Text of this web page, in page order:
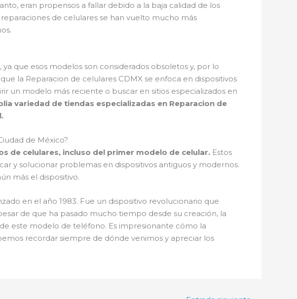
eran propensos a fallar debido a la baja calidad de los
de celulares se han vuelto mucho más
que esos modelos son considerados obsoletos y, por lo
la Reparacion de celulares CDMX se enfoca en dispositivos
un modelo más reciente o buscar en sitios especializados en
variedad de tiendas especializadas en Reparacion de
de México?
de celulares, incluso del primer modelo de celular. Estos
y solucionar problemas en dispositivos antiguos y modernos.
más el dispositivo.
en el año 1983. Fue un dispositivo revolucionario que
de que ha pasado mucho tiempo desde su creación, la
este modelo de teléfono. Es impresionante cómo la
recordar siempre de dónde venimos y apreciar los